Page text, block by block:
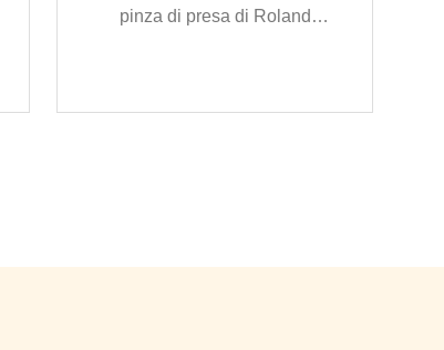
pinza di presa di Roland